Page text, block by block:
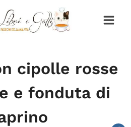
cipolle rosse
e fonduta di